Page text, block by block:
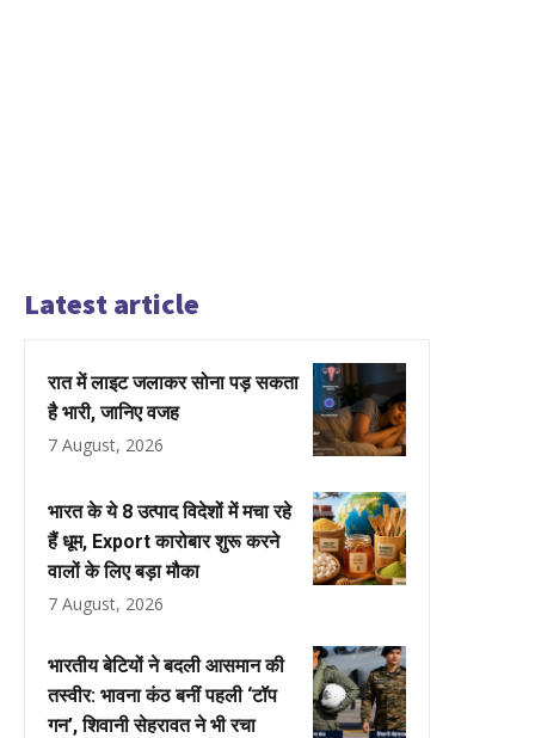
Latest article
रात में लाइट जलाकर सोना पड़ सकता
है भारी, जानिए वजह
7 August, 2026
भारत के ये 8 उत्पाद विदेशों में मचा रहे
हैं धूम, Export कारोबार शुरू करने
वालों के लिए बड़ा मौका
7 August, 2026
भारतीय बेटियों ने बदली आसमान की
तस्वीर: भावना कंठ बनीं पहली ‘टॉप
गन’, शिवानी सेहरावत ने भी रचा